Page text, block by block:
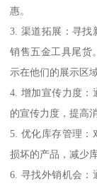
惠。
3. 渠道拓展：寻找
销售五金工具尾货
示在他们的展示区
4. 增加宣传力度：
的宣传力度，提高
5. 优化库存管理：
损坏的产品，减少
6. 寻找外销机会：